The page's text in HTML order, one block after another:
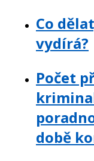
Co
vydírá?
Počet
době